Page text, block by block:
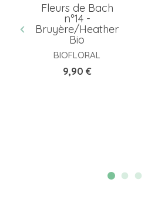
Fleurs de Bach
n°14 -
Bruyère/Heather
Bio
BIOFLORAL
Prix
9,90 €